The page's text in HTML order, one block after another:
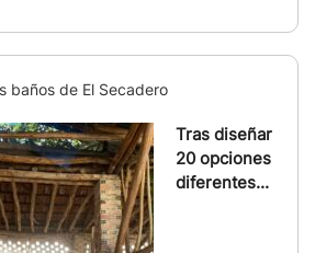
baños de El Secadero
Tras diseñar
20 opciones
diferentes...